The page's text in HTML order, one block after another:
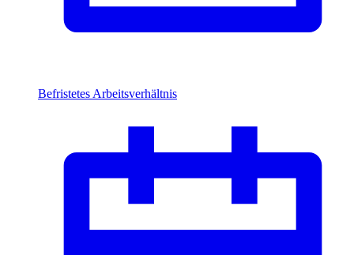
Befristetes Arbeitsverhältnis